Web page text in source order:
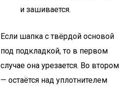
и зашивается.
Если шапка с твёрдой основой
под подкладкой, то в первом
случае она урезается. Во втором
— остаётся над уплотнителем